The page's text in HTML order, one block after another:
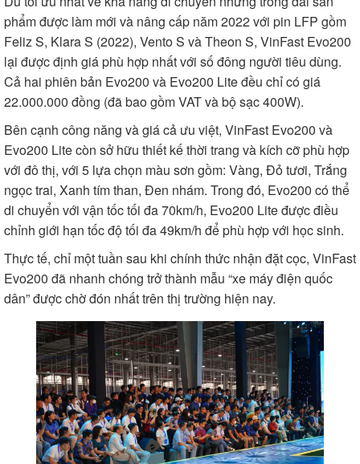
phẩm được làm mới và nâng cấp năm 2022 với pin LFP gồm
Feliz S, Klara S (2022), Vento S và Theon S, VinFast Evo200
lại được định giá phù hợp nhất với số đông người tiêu dùng.
Cả hai phiên bản Evo200 và Evo200 Lite đều chỉ có giá
22.000.000 đồng (đã bao gồm VAT và bộ sạc 400W).
Bên cạnh công năng và giá cả ưu việt, VinFast Evo200 và
Evo200 Lite còn sở hữu thiết kế thời trang và kích cỡ phù hợp
với đô thị, với 5 lựa chọn màu sơn gồm: Vàng, Đỏ tươi, Trắng
ngọc trai, Xanh tím than, Đen nhám. Trong đó, Evo200 có thể
di chuyển với vận tốc tối đa 70km/h, Evo200 Lite được điều
chỉnh giới hạn tốc độ tối đa 49km/h để phù hợp với học sinh.
Thực tế, chỉ một tuần sau khi chính thức nhận đặt cọc, VinFast
Evo200 đã nhanh chóng trở thành mẫu “xe máy điện quốc
dân” được chờ đón nhất trên thị trường hiện nay.